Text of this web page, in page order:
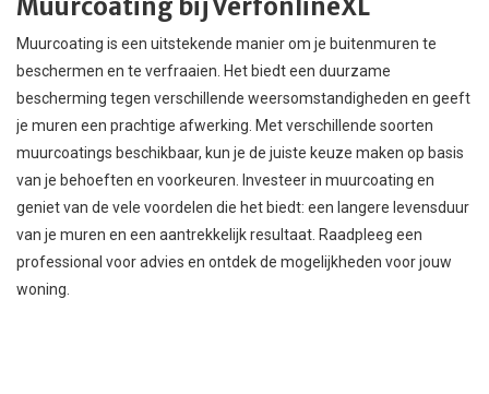
Muurcoating bij VerfonlineXL
Muurcoating is een uitstekende manier om je buitenmuren te
beschermen en te verfraaien. Het biedt een duurzame
bescherming tegen verschillende weersomstandigheden en geeft
je muren een prachtige afwerking. Met verschillende soorten
muurcoatings beschikbaar, kun je de juiste keuze maken op basis
van je behoeften en voorkeuren. Investeer in muurcoating en
geniet van de vele voordelen die het biedt: een langere levensduur
van je muren en een aantrekkelijk resultaat. Raadpleeg een
professional voor advies en ontdek de mogelijkheden voor jouw
woning.